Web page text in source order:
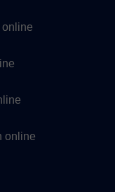
online
online